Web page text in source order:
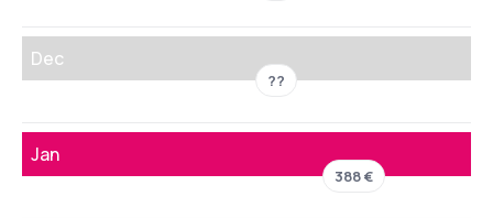
Dec
??
Jan
388 €